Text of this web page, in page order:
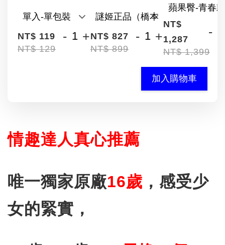
NT$ 119
NT$ 129
- +NT$ 827
NT$ 899
- +
NT$
1,287
NT$ 1,399
-
加入購物車
情趣達人真心推薦
唯一獨家原廠16歲 ，感受少
女的緊實，